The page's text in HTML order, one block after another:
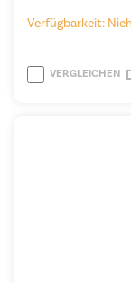
Verfügbarkeit:
VERGLEICHEN